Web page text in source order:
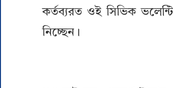
কর্তব্যরত ওই সিভিক
নিচ্ছেন।